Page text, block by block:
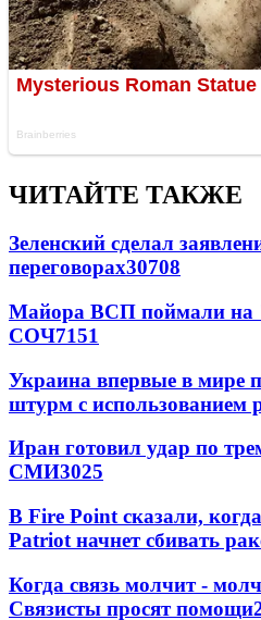
ЧИТАЙТЕ ТАКЖЕ
Зеленский сделал
переговорах30708
Майора ВСП поймали на
СОЧ7151
Украина впервые в мире
штурм с использованием
Иран готовил удар по
СМИ3025
В Fire Point сказали,
Patriot начнет сбивать
Когда связь молчит -
Связисты просят помощи